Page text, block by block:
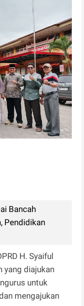
Bancah
Pendidikan
H. Syaiful
yang diajukan
untuk
mengajukan